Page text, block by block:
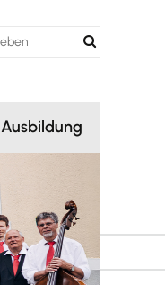
Ausbildung
Auftaktorchester
Vororchester
Bläserklassen